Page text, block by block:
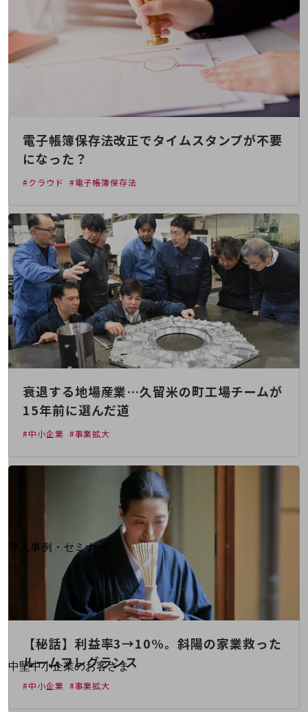
タフネススマートフォン
データ通信製品
ドコモケータイ
衛星携帯電話
IOT完了済みメーカーブランド製品
料金TOP
ドコモBiz データ無制限 ドコモ MAX ドコモ mini ドコモBiz かけ放題
ケータイプラン
5Gデータプラス
データプラス
IoT向け回線料金
home5Gプラン
モバイルサービス
端末の一元管理
セキュリティ
運用保守・故障紛失サポート
お手続き
サービスをご利用中のお客さま
導入事例・セミナー
導入事例TOP
最新の導入事例や注目の導入事例をご紹介します
中堅中小企業のお客さま
NTTドコモビジネスウォッチ
電子帳簿保存法改正でタイムスタンプが不要
になった？
#クラウド #電子帳簿保存法
衰退する地場産業…久留米の町工場チームが
15年前に選んだ道
#中小企業 #事業拡大
【秘話】利益率3→10%。斜陽の家業救った
ルームフレグランス
#中小企業 #事業拡大